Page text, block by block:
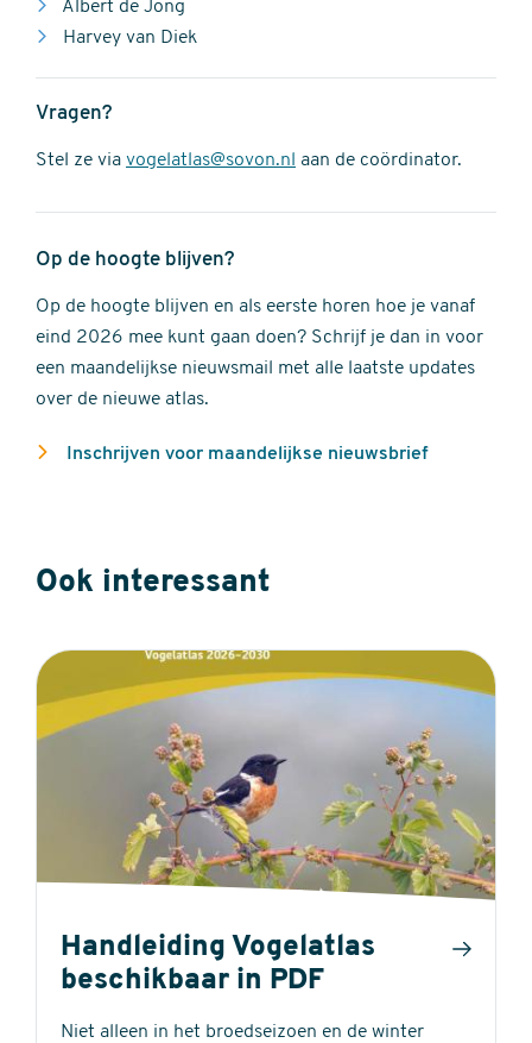
Albert de Jong
Harvey van Diek
Vragen?
Stel ze via vogelatlas@sovon.nl aan de coördinator.
Op de hoogte blijven?
Op de hoogte blijven en als eerste horen hoe je vanaf
eind 2026 mee kunt gaan doen? Schrijf je dan in voor
een maandelijkse nieuwsmail met alle laatste updates
over de nieuwe atlas.
Inschrijven voor maandelijkse nieuwsbrief
Ook interessant
Handleiding Vogelatlas
beschikbaar in PDF
Niet alleen in het broedseizoen en de winter